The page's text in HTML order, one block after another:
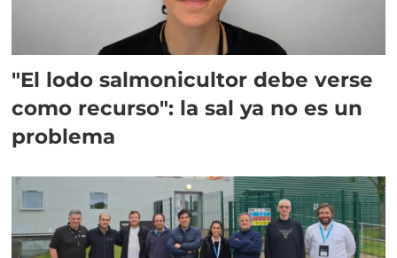
"El lodo salmonicultor debe verse
como recurso": la sal ya no es un
problema